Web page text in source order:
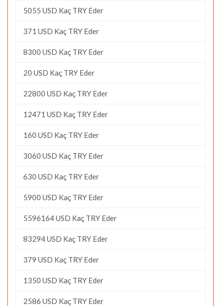
5055 USD Kaç TRY Eder
371 USD Kaç TRY Eder
8300 USD Kaç TRY Eder
20 USD Kaç TRY Eder
22800 USD Kaç TRY Eder
12471 USD Kaç TRY Eder
160 USD Kaç TRY Eder
3060 USD Kaç TRY Eder
630 USD Kaç TRY Eder
5900 USD Kaç TRY Eder
5596164 USD Kaç TRY Eder
83294 USD Kaç TRY Eder
379 USD Kaç TRY Eder
1350 USD Kaç TRY Eder
2586 USD Kaç TRY Eder